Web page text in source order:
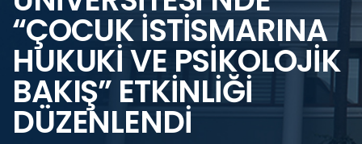
“ÇOCUK İSTİSMARINA
HUKUKİ VE PSİKOLOJİK
BAKIŞ” ETKİNLİĞİ
DÜZENLENDİ